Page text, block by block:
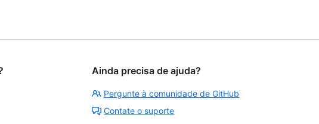
Ainda precisa de ajuda?
Pergunte à comunidade de GitHub
Contate o suporte